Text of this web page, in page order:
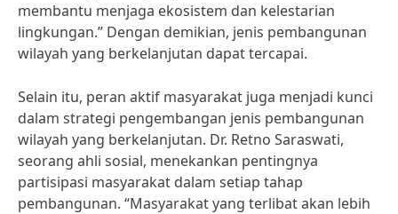
membantu menjaga ekosistem dan kelestarian
lingkungan.” Dengan demikian, jenis pembangunan
wilayah yang berkelanjutan dapat tercapai.
Selain itu, peran aktif masyarakat juga menjadi kunci
dalam strategi pengembangan jenis pembangunan
wilayah yang berkelanjutan. Dr. Retno Saraswati,
seorang ahli sosial, menekankan pentingnya
partisipasi masyarakat dalam setiap tahap
pembangunan. “Masyarakat yang terlibat akan lebih